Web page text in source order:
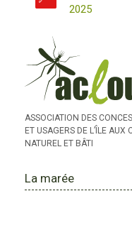
2025
ASSOCIATION DES
ET USAGERS DE L’ÎLE AUX
NATUREL ET BÂTI
La marée